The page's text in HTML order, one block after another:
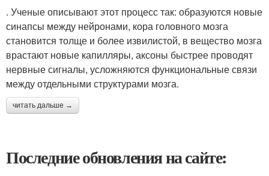
. Ученые описывают этот процесс так: образуются новые
синапсы между нейронами, кора головного мозга
становится толще и более извилистой, в вещество мозга
врастают новые капилляры, аксоны быстрее проводят
нервные сигналы, усложняются функциональные связи
между отдельными структурами мозга.
читать дальше →
Последние обновления на сайте: